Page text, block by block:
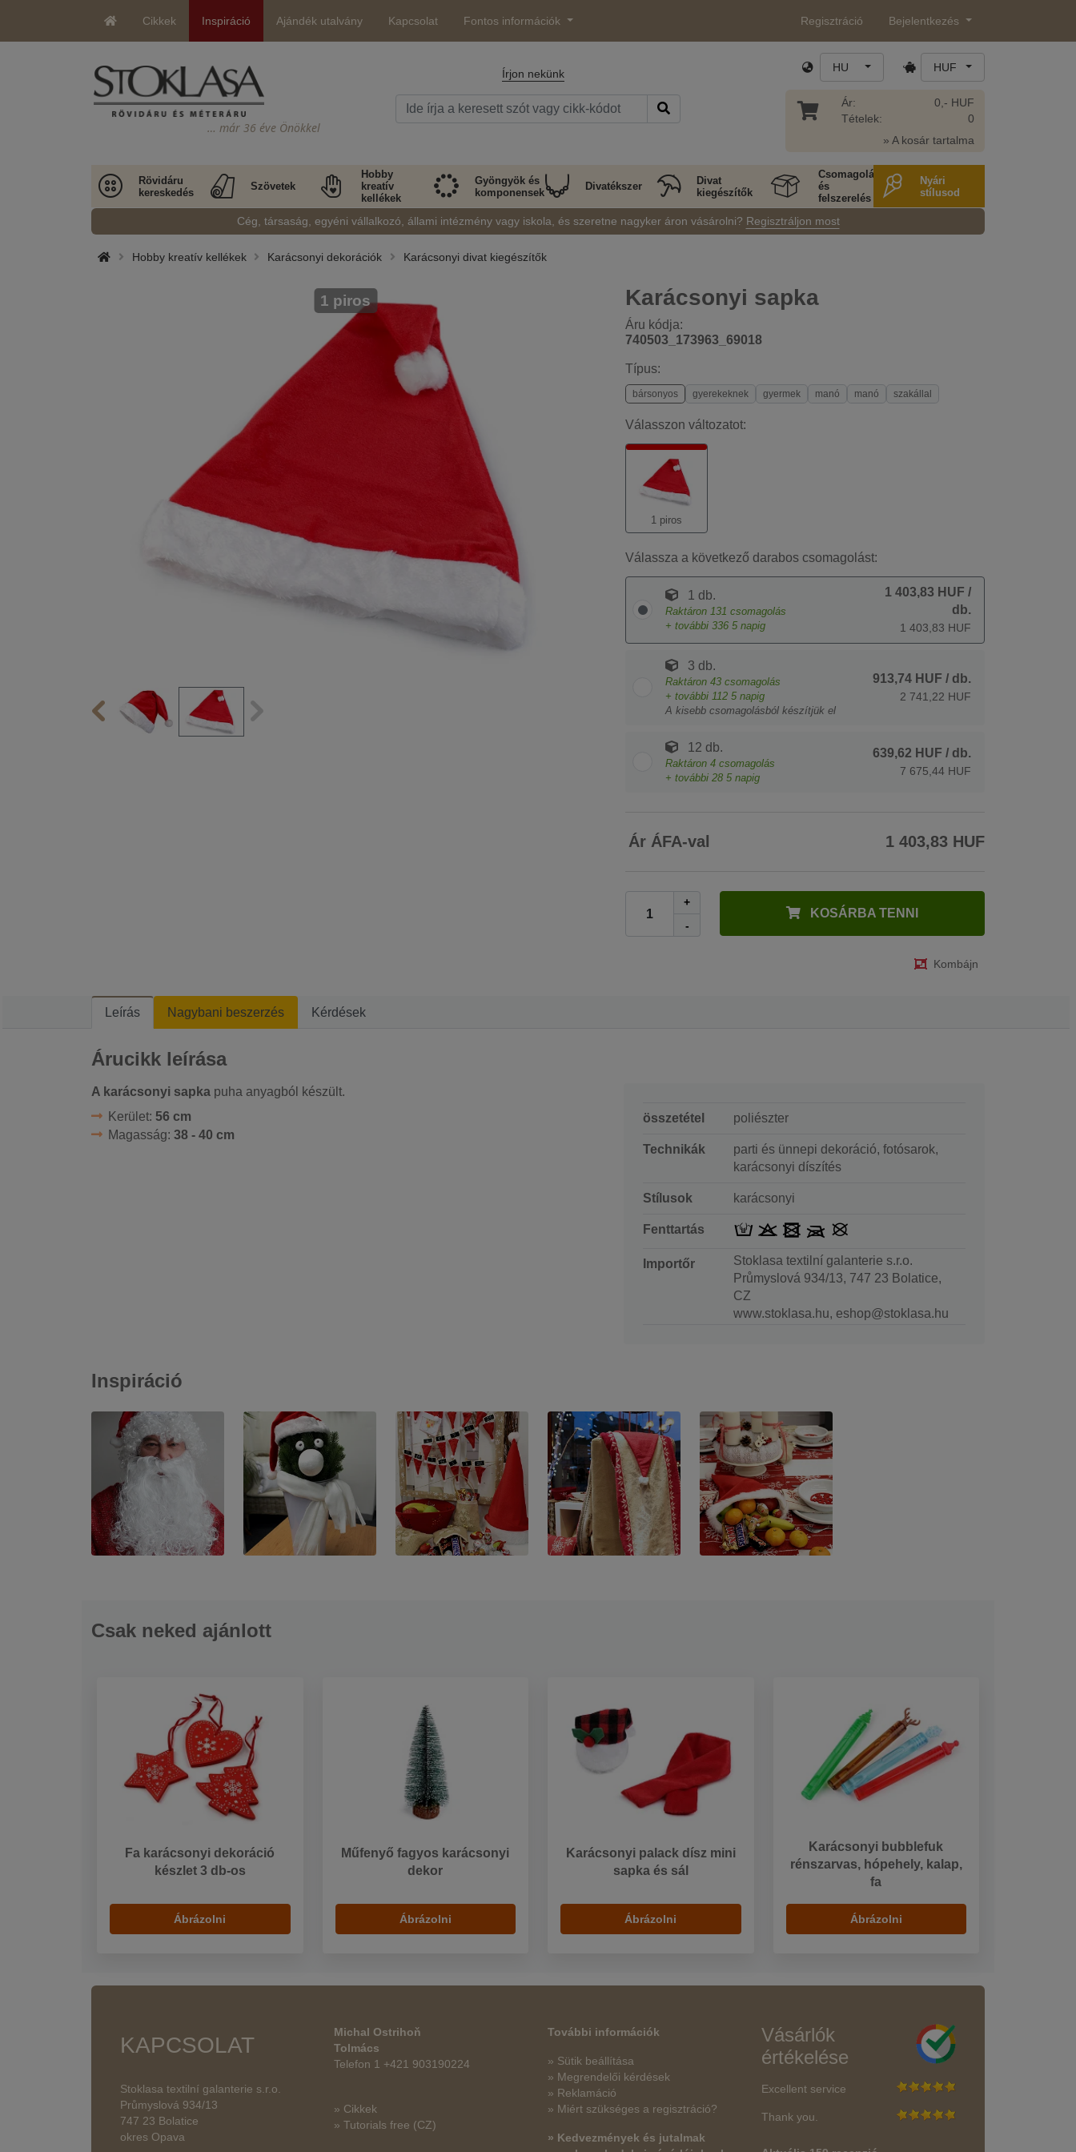
Cikkek Inspiráció Ajándék utalvány Kapcsolat Fontos információk Regisztráció Bejelentkezés
… már 36 éve Önökkel
Írjon nekünk HU HUF
Ár:
Tételek:
0,- HUF
0
» A kosár tartalma
Rövidáru
kereskedés
Szövetek
Hobby
kreatív
kellékek
Gyöngyök és
komponensek
Divatékszer
Divat
kiegészítők
Csomagolás
és
felszerelés
Nyári
stílusod
Cég, társaság, egyéni vállalkozó, állami intézmény vagy iskola, és szeretne nagyker áron vásárolni? Regisztráljon most
Hobby kreatív kellékek Karácsonyi dekorációk Karácsonyi divat kiegészítők
Karácsonyi sapka
Áru kódja:
740503_173963_69018
1 piros
Típus:
bársonyos gyerekeknek gyermek manó manó szakállal
Válasszon változatot:
1 piros
Válassza a következő darabos csomagolást:
1 db.
Raktáron 131 csomagolás
+ további 336 5 napig
1 403,83 HUF /
db.
1 403,83 HUF
3 db.
Raktáron 43 csomagolás
+ további 112 5 napig
A kisebb csomagolásból készítjük el
913,74 HUF / db.
2 741,22 HUF
12 db.
Raktáron 4 csomagolás
+ további 28 5 napig
639,62 HUF / db.
7 675,44 HUF
Ár ÁFA-val 1 403,83 HUF
+
-
KOSÁRBA TENNI
Kombájn
Leírás Nagybani beszerzés Kérdések
Árucikk leírása
A karácsonyi sapka puha anyagból készült.
Kerület: 56 cm
Magasság: 38 - 40 cm
összetétel poliészter
Technikák
parti és ünnepi dekoráció, fotósarok,
karácsonyi díszítés
Stílusok karácsonyi
Fenttartás
Importőr
Stoklasa textilní galanterie s.r.o.
Průmyslová 934/13, 747 23 Bolatice,
CZ
www.stoklasa.hu, eshop@stoklasa.hu
Inspiráció
Csak neked ajánlott
Fa karácsonyi dekoráció
készlet 3 db-os
Ábrázolni
Műfenyő fagyos karácsonyi
dekor
Ábrázolni
Karácsonyi palack dísz mini
sapka és sál
Ábrázolni
Karácsonyi bubblefuk
rénszarvas, hópehely, kalap,
fa
Ábrázolni
KAPCSOLAT
Stoklasa textilní galanterie s.r.o.
Průmyslová 934/13
747 23 Bolatice
okres Opava
Michal Ostrihoň
Tolmács
Telefon 1 +421 903190224
» Cikkek
» Tutorials free (CZ)
További információk
» Sütik beállítása
» Megrendelői kérdések
» Reklamáció
» Miért szükséges a regisztráció?
» Kedvezmények és jutalmak
Vásárlók
értékelése
Excellent service
Thank you.